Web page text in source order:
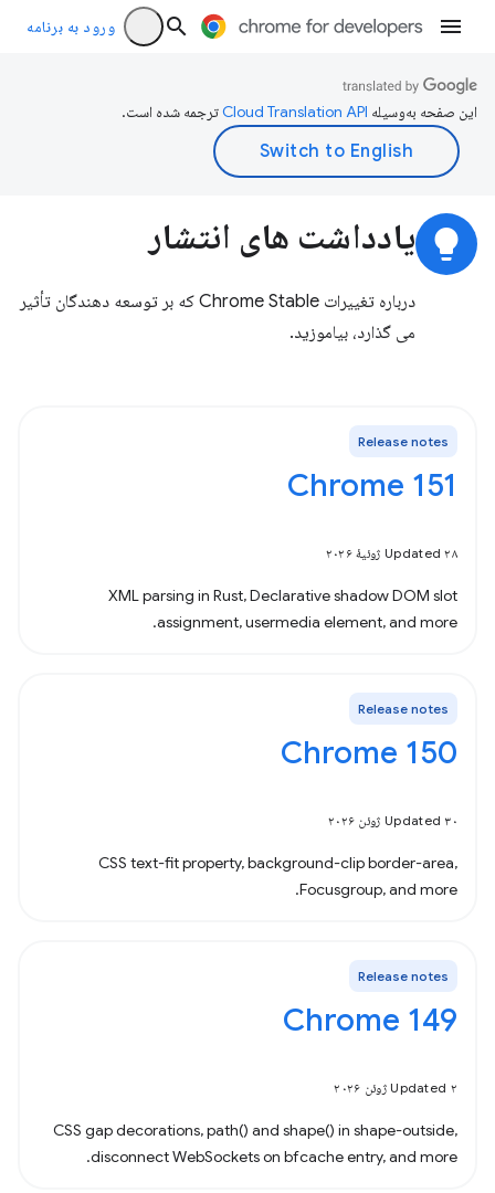
ورود به برنامه
این صفحه به‌وسیله ترجمه شده است.
lightbulb یادداشت های انتشار
درباره تغییرات Chrome Stable که بر توسعه دهندگان تأثیر
می گذارد، بیاموزید.
Release notes
Chrome 151
Updated ۲۸ ژوئیهٔ ۲۰۲۶
XML parsing in Rust, Declarative shadow DOM slot
assignment, usermedia element, and more.
Release notes
Chrome 150
Updated ۳۰ ژوئن ۲۰۲۶
CSS text-fit property, background-clip border-area,
Focusgroup, and more.
Release notes
Chrome 149
Updated ۲ ژوئن ۲۰۲۶
CSS gap decorations, path() and shape() in shape-outside,
disconnect WebSockets on bfcache entry, and more.